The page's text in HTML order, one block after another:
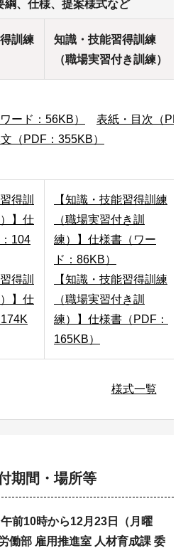
綱、仕様、提案様式など
訓練
知識・技能習得訓練
（職場実習付き訓練）
ード：56KB）
表紙・目次（
（PDF：355KB）
得訓
】仕
104
得訓
】仕
【知識・技能習得訓練
（職場実習付き訓
練）】仕様書（ワー
ド：86KB）
【知識・技能習得訓練
（職場実習付き訓
練）】仕様書（PDF：
165KB）
様式一覧
期間・場所等
前10時から12月23日（月曜
働部 雇用推進室 人材育成課 委